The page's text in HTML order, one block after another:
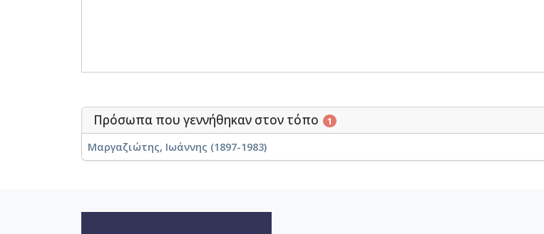
Πρόσωπα που γεννήθηκαν στον τόπο 1
Μαργαζιώτης, Ιωάννης (1897-1983)